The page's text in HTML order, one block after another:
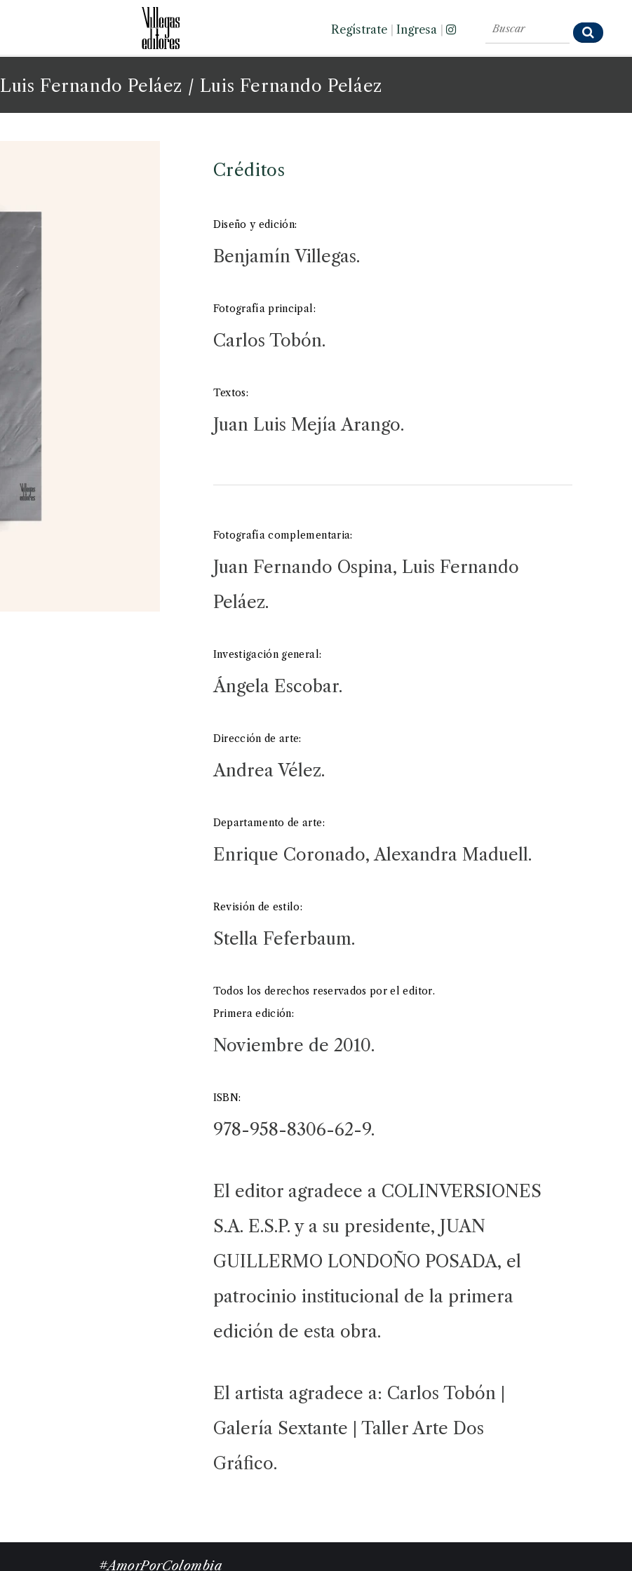
Regístrate Ingresa
Luis Fernando Peláez / Luis Fernando Peláez
Créditos
Diseño y edición:
Benjamín Villegas.
Fotografía principal:
Carlos Tobón.
Textos:
Juan Luis Mejía Arango.
Fotografía complementaria:
Juan Fernando Ospina, Luis Fernando
Peláez.
Investigación general:
Ángela Escobar.
Dirección de arte:
Andrea Vélez.
Departamento de arte:
Enrique Coronado, Alexandra Maduell.
Revisión de estilo:
Stella Feferbaum.
Todos los derechos reservados por el editor.
Primera edición:
Noviembre de 2010.
ISBN:
978-958-8306-62-9.
El editor agradece a COLINVERSIONES
S.A. E.S.P. y a su presidente, JUAN
GUILLERMO LONDOÑO POSADA, el
patrocinio institucional de la primera
edición de esta obra.
El artista agradece a: Carlos Tobón |
Galería Sextante | Taller Arte Dos
Gráfico.
#AmorPorColombia